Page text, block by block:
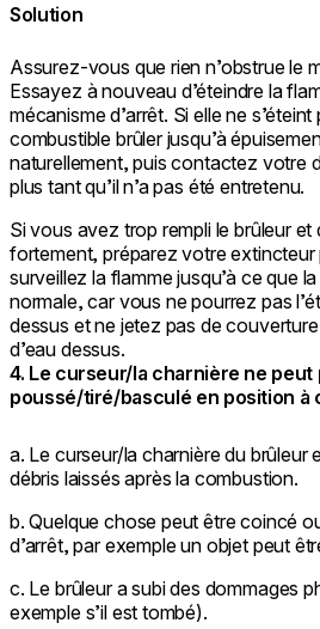
Solution
Assurez-vous que rien n’obstrue le
Essayez à nouveau d’éteindre la
mécanisme d’arrêt. Si elle ne
combustible brûler jusqu’à
naturellement, puis contactez votre
plus tant qu’il n’a pas été entretenu.
Si vous avez trop rempli le brûleur et
fortement, préparez votre extincteur
surveillez la flamme jusqu’à ce que
normale, car vous ne pourrez pas
dessus et ne jetez pas de
d’eau dessus.
4. Le curseur/la charnière ne peut
poussé/tiré/basculé en position à
a. Le curseur/la charnière du brûleur
débris laissés après la combustion.
b. Quelque chose peut être coincé
d’arrêt, par exemple un objet peut
c. Le brûleur a subi des dommages
exemple s’il est tombé).